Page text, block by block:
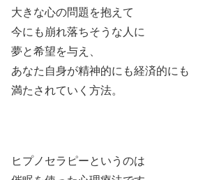
大きな心の問題を抱えて
今にも崩れ落ちそうな人に
夢と希望を与え、
あなた自身が精神的にも経済的にも
満たされていく方法。
ヒプノセラピーというのは